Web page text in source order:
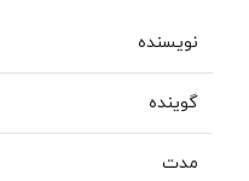
نویسنده
گوینده
مدت